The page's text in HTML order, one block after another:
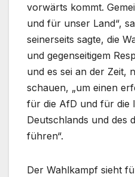
vorwärts kommt.
und für unser Land“,
seinerseits sagte, die
und gegenseitigem
und es sei an der Zeit,
schauen, „um einen
für die AfD und für die
Deutschlands und des
führen“.
Der Wahlkampf sieht